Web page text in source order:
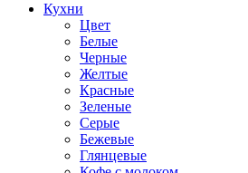
Кухни
Цвет
Белые
Черные
Желтые
Красные
Зеленые
Серые
Бежевые
Глянцевые